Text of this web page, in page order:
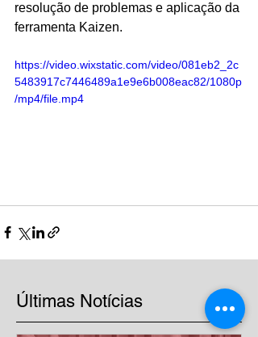
resolução de problemas e aplicação da
ferramenta Kaizen.
https://video.wixstatic.com/video/081eb2_2c
5483917c7446489a1e9e6b008eac82/1080p
/mp4/file.mp4
Últimas Notícias